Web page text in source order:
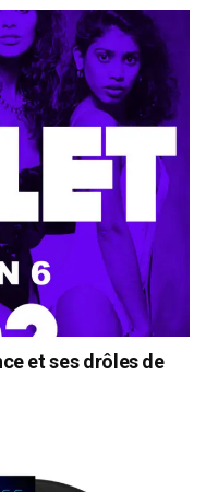
et ses drôles de